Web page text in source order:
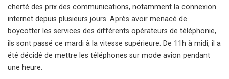
cherté des prix des communications, notamment la connexion
internet depuis plusieurs jours. Après avoir menacé de
boycotter les services des différents opérateurs de téléphonie,
ils sont passé ce mardi à la vitesse supérieure. De 11h à midi, il a
été décidé de mettre les téléphones sur mode avion pendant
une heure.